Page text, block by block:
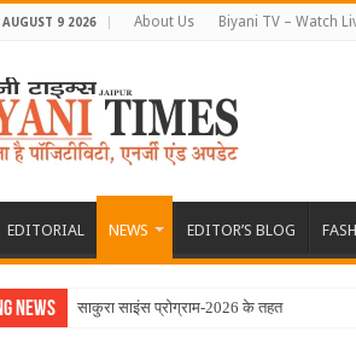
AUGUST 9 2026 About Us Biyani TV – Watch
EDITORIAL NEWS EDITOR’S BLOG
News साकुरा साइंस प्रोग्राम-2026 के तहत जापान रवाना